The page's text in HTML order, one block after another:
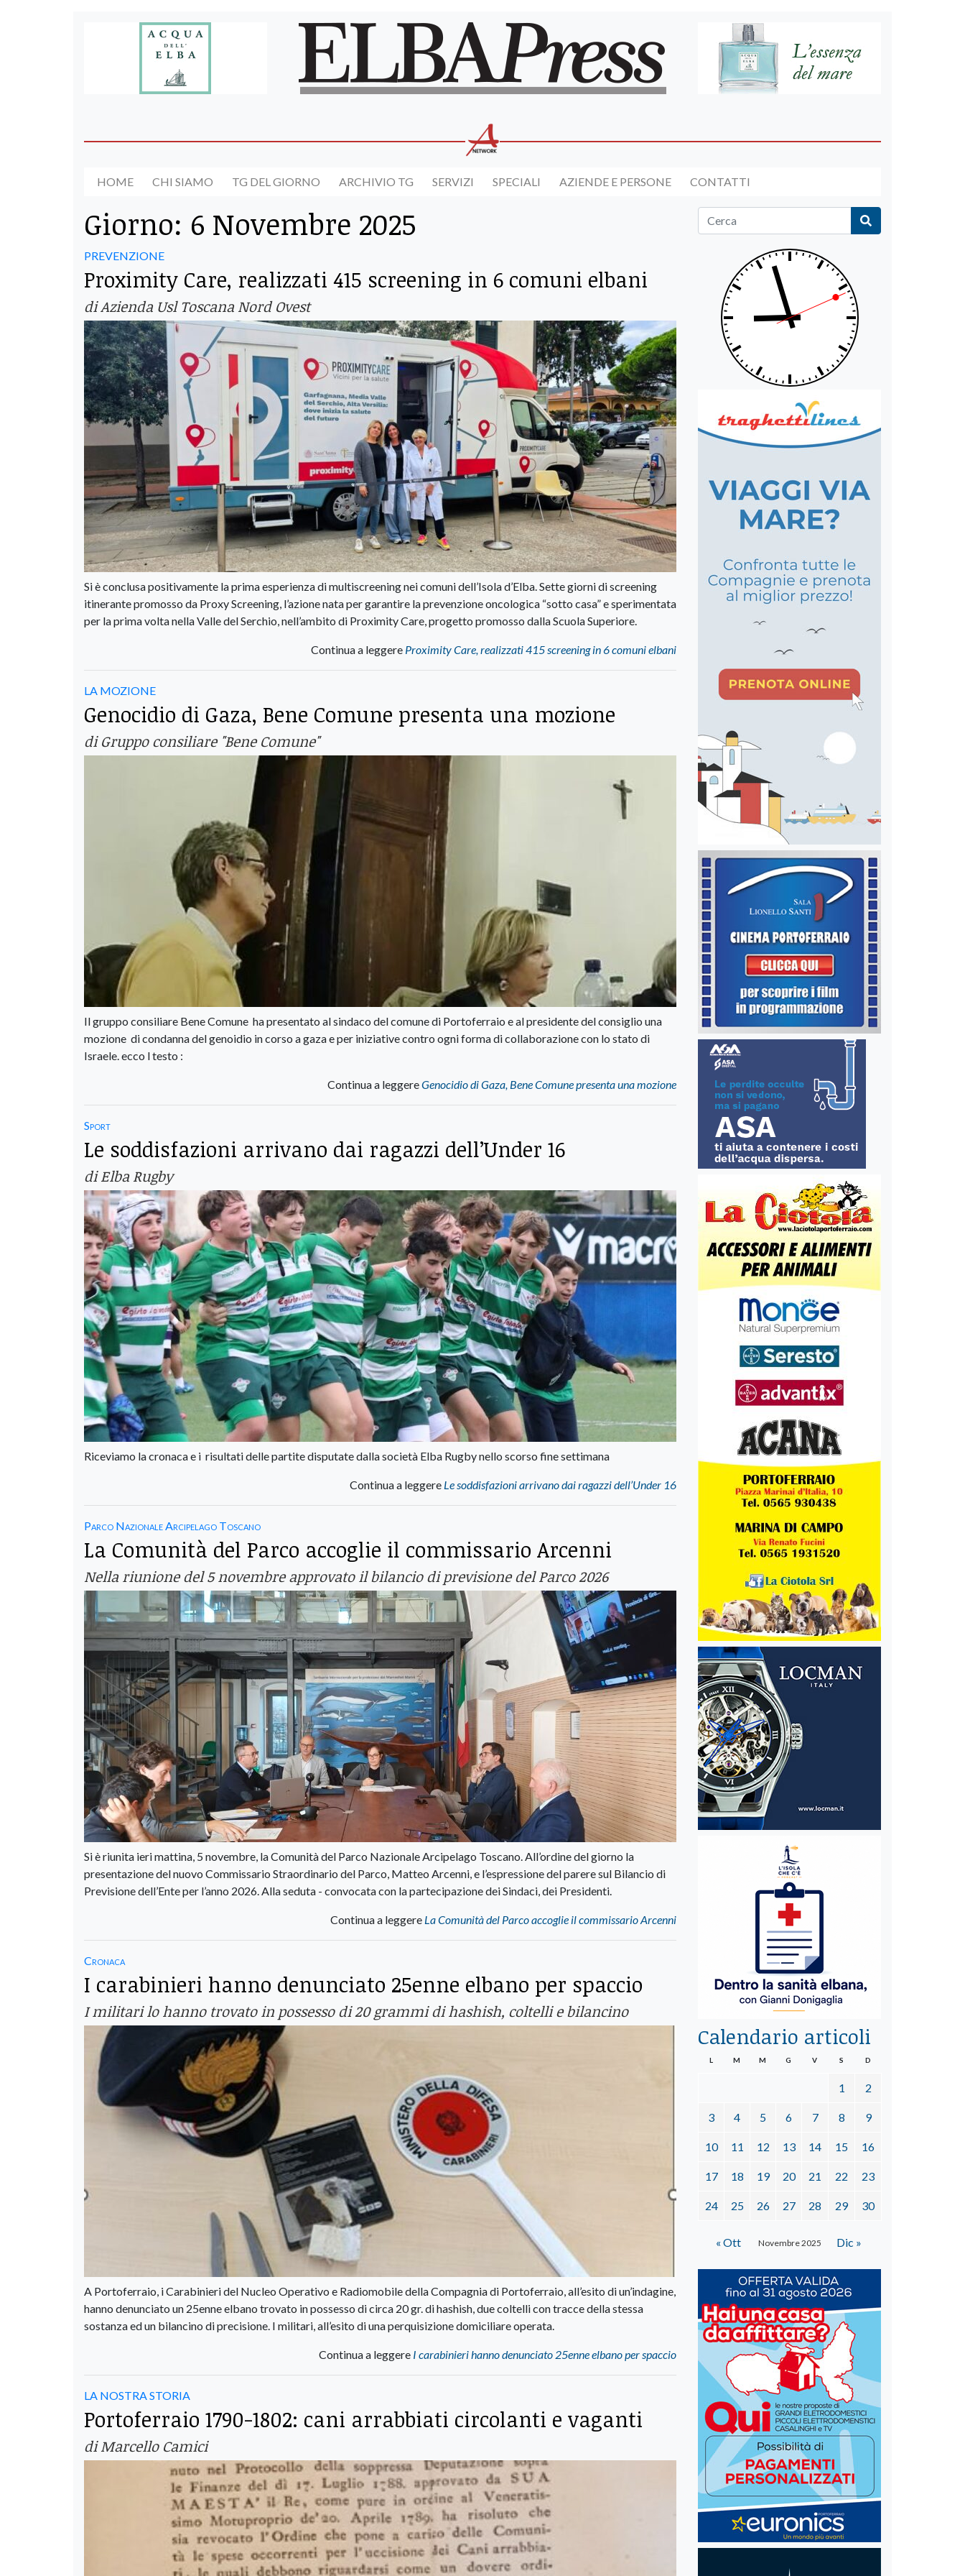
HOME CHI SIAMO TG DEL GIORNO ARCHIVIO TG SERVIZI SPECIALI AZIENDE E PERSONE CONTATTI
Giorno: 6 Novembre 2025
PREVENZIONE
Proximity Care, realizzati 415 screening in 6 comuni elbani
di Azienda Usl Toscana Nord Ovest
Si è conclusa positivamente la prima esperienza di multiscreening nei comuni dell’Isola d’Elba. Sette giorni di screening
itinerante promosso da Proxy Screening, l’azione nata per garantire la prevenzione oncologica “sotto casa” e sperimentata
per la prima volta nella Valle del Serchio, nell’ambito di Proximity Care, progetto promosso dalla Scuola Superiore.
Continua a leggere Proximity Care, realizzati 415 screening in 6 comuni elbani
LA MOZIONE
Genocidio di Gaza, Bene Comune presenta una mozione
di Gruppo consiliare "Bene Comune"
Il gruppo consiliare Bene Comune ha presentato al sindaco del comune di Portoferraio e al presidente del consiglio una
mozione di condanna del genoidio in corso a gaza e per iniziative contro ogni forma di collaborazione con lo stato di
Israele. ecco l testo :
Continua a leggereGenocidio di Gaza, Bene Comune presenta una mozione
Sport
Le soddisfazioni arrivano dai ragazzi dell’Under 16
di Elba Rugby
Riceviamo la cronaca e i risultati delle partite disputate dalla società Elba Rugby nello scorso fine settimana
Continua a leggere Le soddisfazioni arrivano dai ragazzi dell’Under 16
Parco Nazionale Arcipelago Toscano
La Comunità del Parco accoglie il commissario Arcenni
Nella riunione del 5 novembre approvato il bilancio di previsione del Parco 2026
Si è riunita ieri mattina, 5 novembre, la Comunità del Parco Nazionale Arcipelago Toscano. All’ordine del giorno la
presentazione del nuovo Commissario Straordinario del Parco, Matteo Arcenni, e l’espressione del parere sul Bilancio di
Previsione dell’Ente per l’anno 2026. Alla seduta - convocata con la partecipazione dei Sindaci, dei Presidenti.
Continua a leggere La Comunità del Parco accoglie il commissario Arcenni
Cronaca
I carabinieri hanno denunciato 25enne elbano per spaccio
I militari lo hanno trovato in possesso di 20 grammi di hashish, coltelli e bilancino
A Portoferraio, i Carabinieri del Nucleo Operativo e Radiomobile della Compagnia di Portoferraio, all’esito di un’indagine,
hanno denunciato un 25enne elbano trovato in possesso di circa 20 gr. di hashish, due coltelli con tracce della stessa
sostanza ed un bilancino di precisione. I militari, all’esito di una perquisizione domiciliare operata.
Continua a leggere I carabinieri hanno denunciato 25enne elbano per spaccio
LA NOSTRA STORIA
Portoferraio 1790-1802: cani arrabbiati circolanti e vaganti
di Marcello Camici
Calendario articoli
Novembre 2025
L M M G V S D
1 2
3 4 5 6 7 8 9
10 11 12 13 14 15 16
17 18 19 20 21 22 23
24 25 26 27 28 29 30
« Ott Dic »